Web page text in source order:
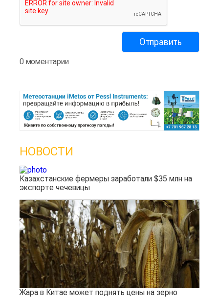
0 моментарии
НОВОСТИ
Казахстанские фермеры заработали $35 млн на
экспорте чечевицы
Жара в Китае может поднять цены на зерно